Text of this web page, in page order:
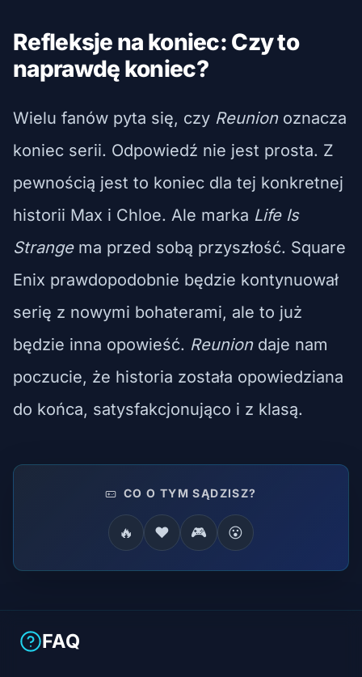
Refleksje na koniec: Czy to
naprawdę koniec?
Wielu fanów pyta się, czy Reunionoznacza
koniec serii. Odpowiedź nie jest prosta. Z
pewnością jest to koniec dla tej konkretnej
historii Max i Chloe. Ale marka Life Is
Strangema przed sobą przyszłość. Square
Enix prawdopodobnie będzie kontynuował
serię z nowymi bohaterami, ale to już
będzie inna opowieść. Reuniondaje nam
poczucie, że historia została opowiedziana
do końca, satysfakcjonująco i z klasą.
CO O TYM SĄDZISZ?
🔥 ❤️ 🎮 😮
FAQ